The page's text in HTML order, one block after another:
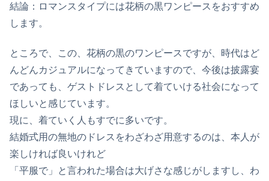
結論：ロマンスタイプには花柄の黒ワンピースをおすすめ
します。
ところで、この、花柄の黒のワンピースですが、時代はど
んどんカジュアルになってきていますので、今後は披露宴
であっても、ゲストドレスとして着ていける社会になって
ほしいと感じています。
現に、着ていく人もすでに多いです。
結婚式用の無地のドレスをわざわざ用意するのは、本人が
楽しければ良いけれど
「平服で」と言われた場合は大げさな感じがしますし、わ